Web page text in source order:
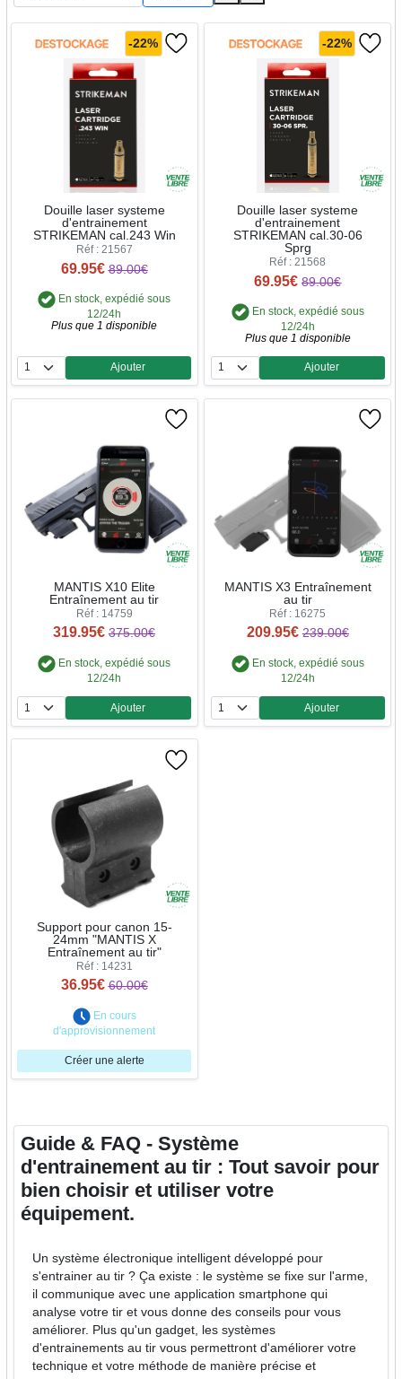
-22%
Douille laser systeme
d'entrainement
STRIKEMAN cal.243 Win
Réf : 21567
69.95€ 89.00€
En stock, expédié sous
12/24h
Plus que 1 disponible
Quantité
Ajouter
-22%
Douille laser systeme
d'entrainement
STRIKEMAN cal.30-06
Sprg
Réf : 21568
69.95€ 89.00€
En stock, expédié sous
12/24h
Plus que 1 disponible
Quantité
Ajouter
MANTIS X10 Elite
Entraînement au tir
Réf : 14759
319.95€ 375.00€
En stock, expédié sous
12/24h
Quantité
Ajouter
MANTIS X3 Entraînement
au tir
Réf : 16275
209.95€ 239.00€
En stock, expédié sous
12/24h
Quantité
Ajouter
Support pour canon 15-
24mm "MANTIS X
Entraînement au tir"
Réf : 14231
36.95€ 60.00€
En cours
d'approvisionnement
Créer une alerte
Guide & FAQ - Système
d'entrainement au tir : Tout savoir pour
bien choisir et utiliser votre
équipement.
Un système électronique intelligent développé pour
s'entrainer au tir ? Ça existe : le système se fixe sur l'arme,
il communique avec une application smartphone qui
analyse votre tir et vous donne des conseils pour vous
améliorer. Plus qu'un gadget, les systèmes
d'entrainements au tir vous permettront d'améliorer votre
technique et votre méthode de manière précise et